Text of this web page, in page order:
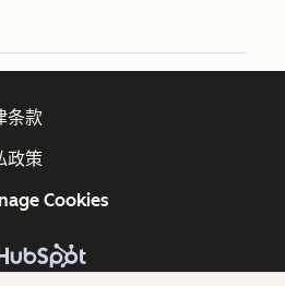
条款
政策
Cookies